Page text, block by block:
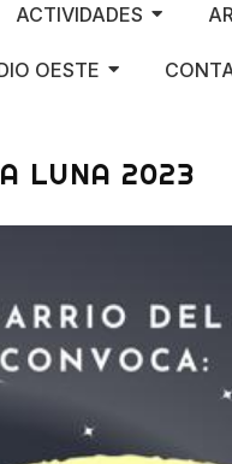
ACTIVIDADES
OESTE
LUNA 2023